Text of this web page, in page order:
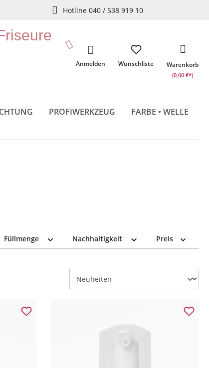
Hotline 040 / 538 919 10
Wunschliste
Anmelden Warenkorb
(0,00 €*)
PROFIWERKZEUG
FARBE • WELLE
Füllmenge Nachhaltigkeit Preis